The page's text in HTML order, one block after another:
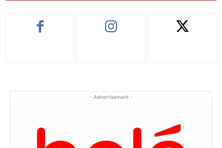
- Advertisement -